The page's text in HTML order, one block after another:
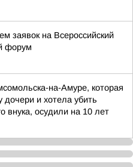
заявок на Всероссийский
форум
на-Амуре, которая
дочери и хотела убить
внука, осудили на 10 лет